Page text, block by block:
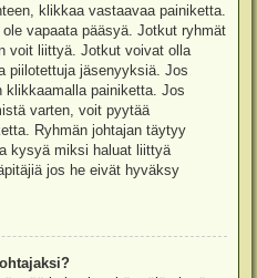
klikkaa vastaavaa painiketta.
vapaata pääsyä. Jotkut ryhmät
voit liittyä. Jotkut voivat olla
piilotettuja jäsenyyksiä. Jos
painiketta. Jos
varten, voit pyytää
Ryhmän johtajan täytyy
kysyä miksi haluat liittyä
jos he eivät hyväksy